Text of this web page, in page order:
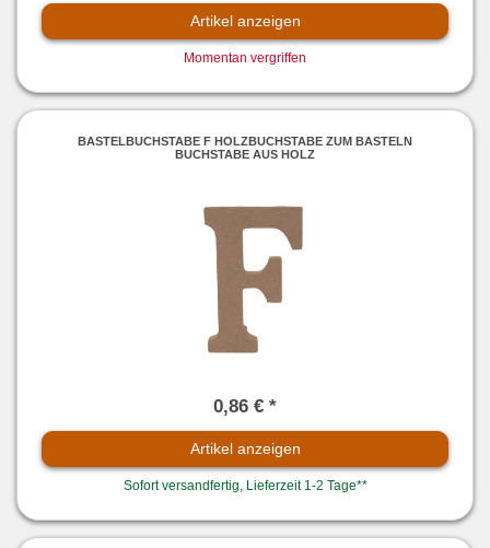
Artikel anzeigen
Momentan vergriffen
BASTELBUCHSTABE F HOLZBUCHSTABE ZUM BASTELN
BUCHSTABE AUS HOLZ
0,86 € *
Artikel anzeigen
Sofort versandfertig, Lieferzeit 1-2 Tage**